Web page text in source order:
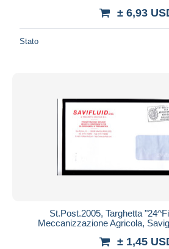
± 6,93
Stato
St.Post.2005, Targhetta
Meccanizzazione Agricola,
± 1,45